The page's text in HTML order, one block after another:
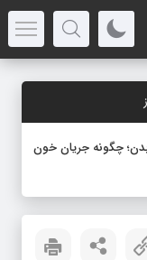
چگونه جریان خون